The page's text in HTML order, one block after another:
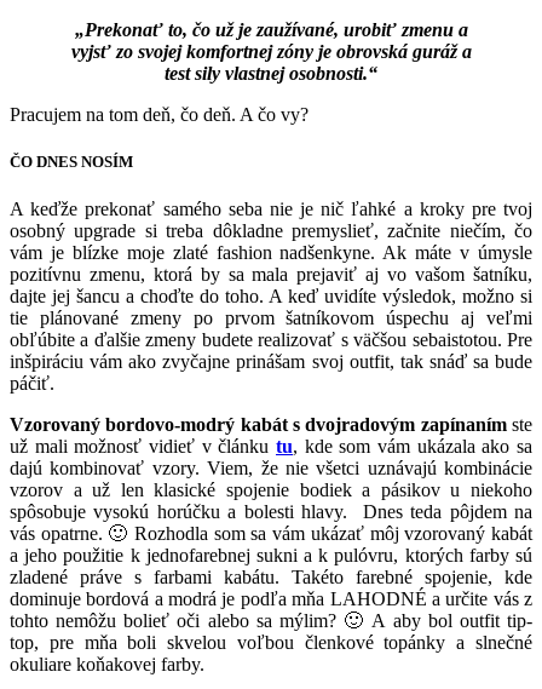
„Prekonať to, čo už je zaužívané, urobiť zmenu a
vyjsť zo svojej komfortnej zóny je obrovská guráž a
test sily vlastnej osobnosti.“
Pracujem na tom deň, čo deň. A čo vy?
ČO DNES NOSÍM
A keďže prekonať samého seba nie je nič ľahké a kroky pre tvoj
osobný upgrade si treba dôkladne premyslieť, začnite niečím, čo
vám je blízke moje zlaté fashion nadšenkyne. Ak máte v úmysle
pozitívnu zmenu, ktorá by sa mala prejaviť aj vo vašom šatníku,
dajte jej šancu a choďte do toho. A keď uvidíte výsledok, možno si
tie plánované zmeny po prvom šatníkovom úspechu aj veľmi
obľúbite a ďalšie zmeny budete realizovať s väčšou sebaistotou. Pre
inšpiráciu vám ako zvyčajne prinášam svoj outfit, tak snáď sa bude
páčiť.
Vzorovaný bordovo-modrý kabát s dvojradovým zapínanímste
už mali možnosť vidieť v článku tu, kde som vám ukázala ako sa
dajú kombinovať vzory. Viem, že nie všetci uznávajú kombinácie
vzorov a už len klasické spojenie bodiek a pásikov u niekoho
spôsobuje vysokú horúčku a bolesti hlavy. Dnes teda pôjdem na
vás opatrne. 🙂 Rozhodla som sa vám ukázať môj vzorovaný kabát
a jeho použitie k jednofarebnej sukni a k pulóvru, ktorých farby sú
zladené práve s farbami kabátu. Takéto farebné spojenie, kde
dominuje bordová a modrá je podľa mňa LAHODNÉ a určite vás z
tohto nemôžu bolieť oči alebo sa mýlim? 🙂 A aby bol outfit tip-
top, pre mňa boli skvelou voľbou členkové topánky a slnečné
okuliare koňakovej farby.